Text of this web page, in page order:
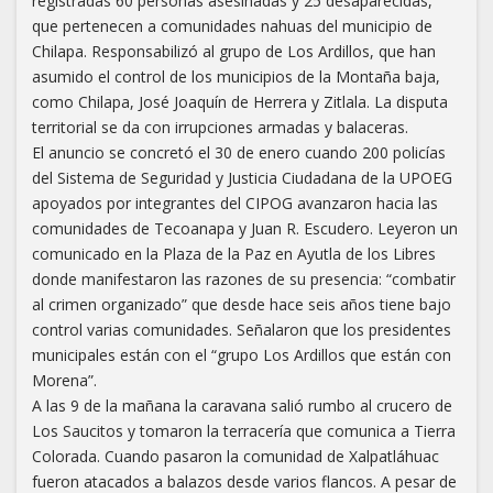
que pertenecen a comunidades nahuas del municipio de
Chilapa. Responsabilizó al grupo de Los Ardillos, que han
asumido el control de los municipios de la Montaña baja,
como Chilapa, José Joaquín de Herrera y Zitlala. La disputa
territorial se da con irrupciones armadas y balaceras.
El anuncio se concretó el 30 de enero cuando 200 policías
del Sistema de Seguridad y Justicia Ciudadana de la UPOEG
apoyados por integrantes del CIPOG avanzaron hacia las
comunidades de Tecoanapa y Juan R. Escudero. Leyeron un
comunicado en la Plaza de la Paz en Ayutla de los Libres
donde manifestaron las razones de su presencia: “combatir
al crimen organizado” que desde hace seis años tiene bajo
control varias comunidades. Señalaron que los presidentes
municipales están con el “grupo Los Ardillos que están con
Morena”.
A las 9 de la mañana la caravana salió rumbo al crucero de
Los Saucitos y tomaron la terracería que comunica a Tierra
Colorada. Cuando pasaron la comunidad de Xalpatláhuac
fueron atacados a balazos desde varios flancos. A pesar de